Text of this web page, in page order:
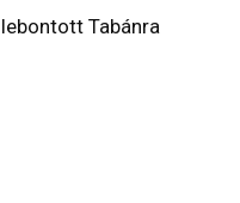
Tabánra